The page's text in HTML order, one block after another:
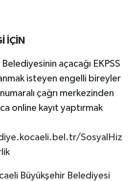
İÇİN
açacağı EKPSS
isteyen engelli bireyler
çağrı merkezinden
online kayıt yaptırmak
SosyalHiz
Büyükşehir Belediyesi